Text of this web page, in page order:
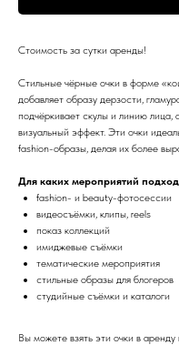
Стоимость за сутки аренды!
Стильные чёрные очки в форме
добавляет образу дерзости,
подчёркивает скулы и линию
визуальный эффект. Эти очки
fashion-образы, делая их более
Для каких мероприятий
fashion- и beauty-фотосессии
видеосъёмки, клипы, reels
показ коллекций
имиджевые съёмки
тематические мероприятия
стильные образы для блогеров
студийные съёмки и каталоги
Вы можете взять эти очки в аренду